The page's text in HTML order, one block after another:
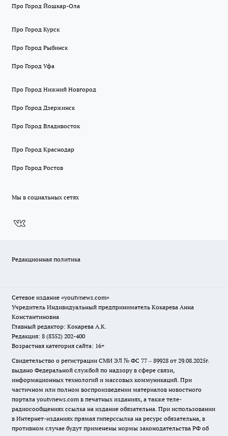
Про Город Йошкар-Ола
Про Город Курск
Про Город Рыбинск
Про Город Уфа
Про Город Нижний Новгород
Про Город Дзержинск
Про Город Владивосток
Про Город Краснодар
Про Город Ростов
Мы в социальных сетях
Редакционная политика
Сетевое издание «youtvnews.com»
Учредитель Индивидуальный предприниматель Кокарева Анна
Константиновна
Главный редактор: Кокарева А.К.
Редакция: 8 (8352) 202-400
Возрастная категория сайта: 16+
Свидетельство о регистрации СМИ ЭЛ № ФС 77 – 89928 от 29.08.2025г.
выдано Федеральной службой по надзору в сфере связи,
информационных технологий и массовых коммуникаций. При
частичном или полном воспроизведении материалов новостного
портала youtvnews.com в печатных изданиях, а также теле-
радиосообщениях ссылка на издание обязательна. При использовании
в Интернет-изданиях прямая гиперссылка на ресурс обязательна, в
противном случае будут применены нормы законодательства РФ об